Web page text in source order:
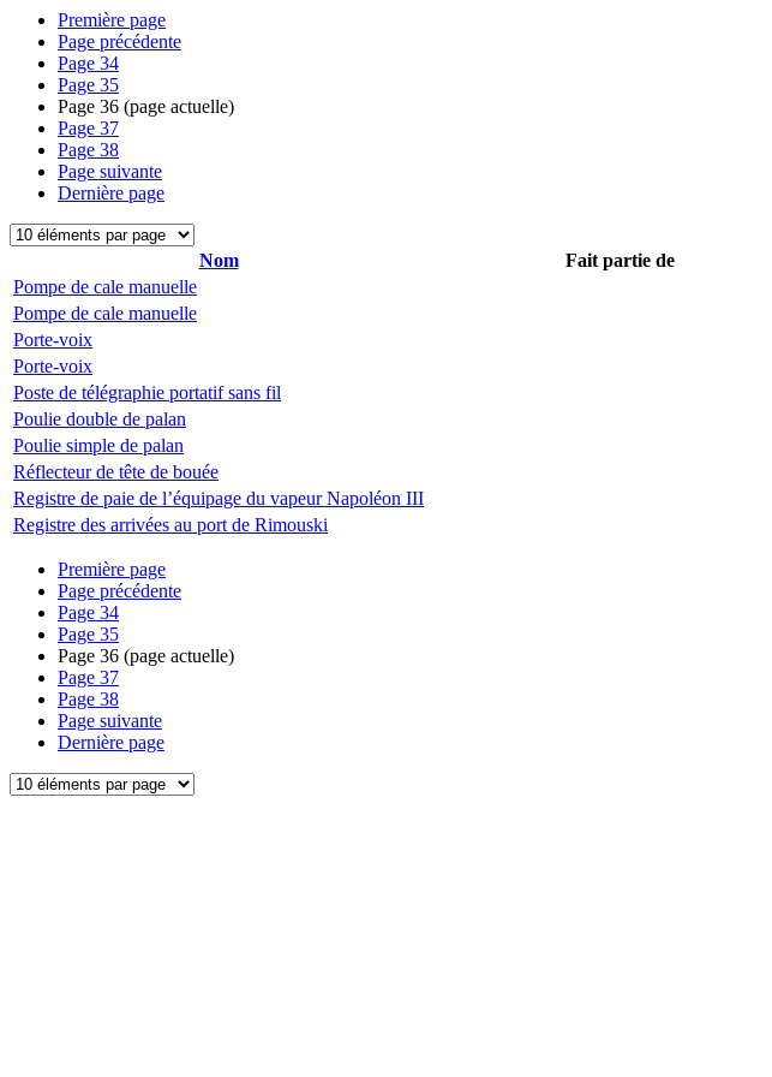
Première page
Page précédente
Page 34
Page 35
Page 36 (page actuelle)
Page 37
Page 38
Page suivante
Dernière page
Nom Fait partie de
Pompe de cale manuelle
Pompe de cale manuelle
Porte-voix
Porte-voix
Poste de télégraphie portatif sans fil
Poulie double de palan
Poulie simple de palan
Réflecteur de tête de bouée
Registre de paie de l’équipage du vapeur Napoléon III
Registre des arrivées au port de Rimouski
Première page
Page précédente
Page 34
Page 35
Page 36 (page actuelle)
Page 37
Page 38
Page suivante
Dernière page